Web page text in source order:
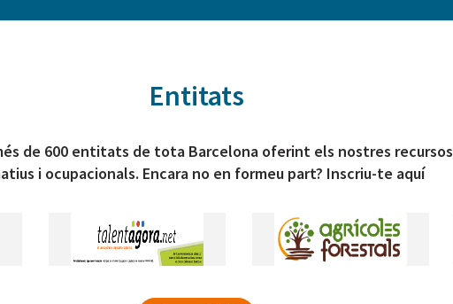
Entitats
de 600 entitats de tota Barcelona oferint els nostres recursos
i ocupacionals. Encara no en formeu part? Inscriu-te aquí